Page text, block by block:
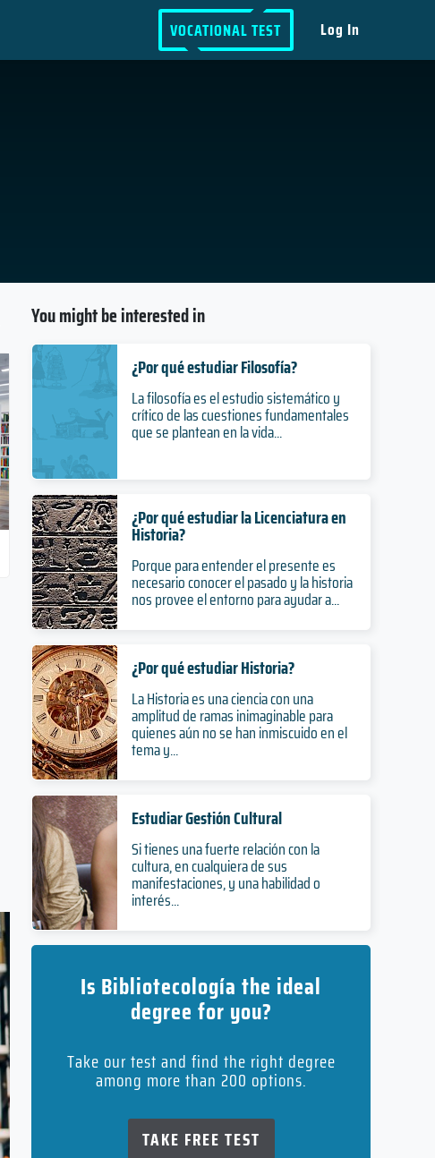
VOCATIONAL TEST Log In
You might be interested in
¿Por qué estudiar Filosofía?
La filosofía es el estudio sistemático y
crítico de las cuestiones fundamentales
que se plantean en la vida...
¿Por qué estudiar la Licenciatura en
Historia?
Porque para entender el presente es
necesario conocer el pasado y la historia
nos provee el entorno para ayudar a...
¿Por qué estudiar Historia?
La Historia es una ciencia con una
amplitud de ramas inimaginable para
quienes aún no se han inmiscuido en el
tema y...
Estudiar Gestión Cultural
Si tienes una fuerte relación con la
cultura, en cualquiera de sus
manifestaciones, y una habilidad o
interés...
Is Bibliotecología the ideal
degree for you?
Take our test and find the right degree
among more than 200 options.
TAKE FREE TEST